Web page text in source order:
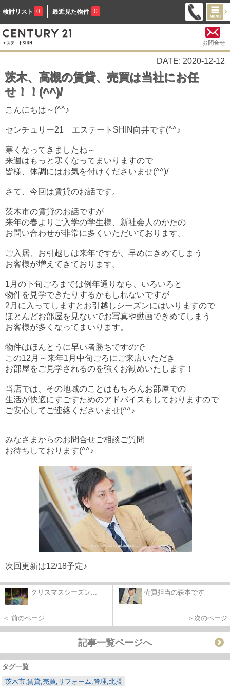
検討リスト 0 最近見た物件 0
お問合せ
DATE: 2020-12-12
茨木、高槻の賃貸、売買は当社にお任
せ！！(^^)/
こんにちは～(^^♪
センチュリー21 エステートSHIN向井です(^^♪
寒くなってきましたね～
来週はもっと寒くなってまいりますので
皆様、体調にはお気を付けくださいませ(^^)/
さて、今回は賃貸のお話です。
茨木市の賃貸のお話ですが
来年の春よりご入学の学生様、新社会人のかたの
お問い合わせが非常に多くいただいております。
ご入居、お引越しは来年ですが、早めにきめてしまう
お客様が増えてきております。
1月の下旬ごろまでは例年通りなら、いろいろと
物件を見学できたりするかもしれないですが
2月に入ってしますとお引越しシーズンにはいりますので
ほとんどお部屋を見ないでお写真や動画できめてしまう
お客様が多くなってまいります。
物件はほんとうに早い者勝ちですので
この12月～来年1月中旬ごろにご来店いただき
お部屋をご見学されるのを強くお勧めいたします！
当店では、その地域のことはもちろんお部屋での
生活が快適にすごすためのアドバイスもしておりますので
ご安心してご連絡くださいませ(^^♪
みなさまからのお問合せご相談ご質問
お待ちしております(^^♪
次回更新は12/18予定♪
クリスマスシーズン...
＜ 前のページ
売買担当の森本です
＞次のページ
記事一覧ページへ
タグ一覧
茨木市,賃貸,売買,リフォーム,管理,北摂